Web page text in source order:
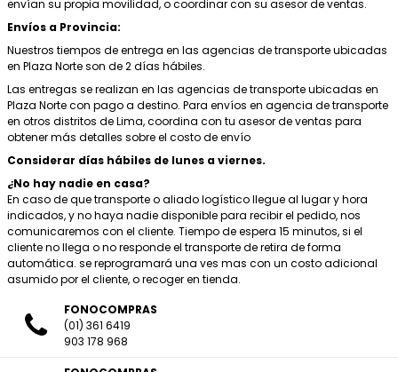
envían su propia movilidad, o coordinar con su asesor de ventas.
Envíos a Provincia:
Nuestros tiempos de entrega en las agencias de transporte ubicadas
en Plaza Norte son de 2 días hábiles.
Las entregas se realizan en las agencias de transporte ubicadas en
Plaza Norte con pago a destino. Para envíos en agencia de transporte
en otros distritos de Lima, coordina con tu asesor de ventas para
obtener más detalles sobre el costo de envío
Considerar días hábiles de lunes a viernes.
¿No hay nadie en casa?
En caso de que transporte o aliado logístico llegue al lugar y hora
indicados, y no haya nadie disponible para recibir el pedido, nos
comunicaremos con el cliente. Tiempo de espera 15 minutos, si el
cliente no llega o no responde el transporte de retira de forma
automática. se reprogramará una ves mas con un costo adicional
asumido por el cliente, o recoger en tienda.
FONOCOMPRAS
(01) 361 6419
903 178 968